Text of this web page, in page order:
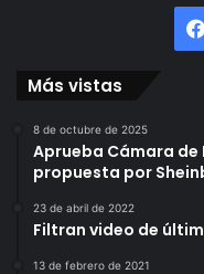
Más vistas
8 de octubre de 2025
Aprueba Cámara de
propuesta por
23 de abril de 2022
Filtran video de
13 de febrero de 2021